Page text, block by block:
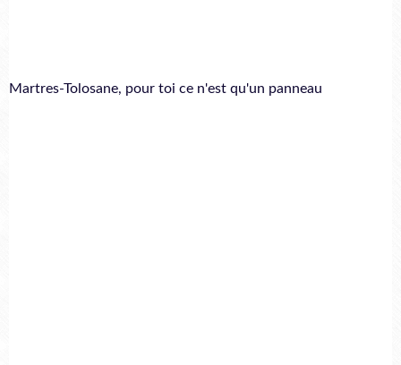
Martres-Tolosane, pour toi ce n'est qu'un panneau